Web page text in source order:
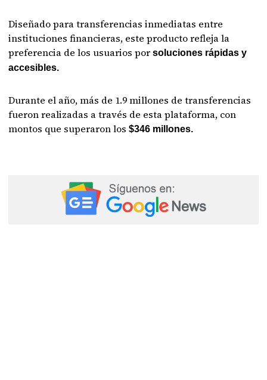
Diseñado para transferencias inmediatas entre
instituciones financieras, este producto refleja la
preferencia de los usuarios porsoluciones rápidas y
accesibles.
Durante el año, más de 1.9 millones de transferencias
fueron realizadas a través de esta plataforma, con
montos que superaron los$346 millones.